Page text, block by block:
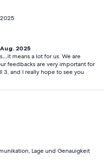
2025
means a lot for us. We are
feedbacks are very important for
3, and I really hope to see you
Lage und Genauigkeit